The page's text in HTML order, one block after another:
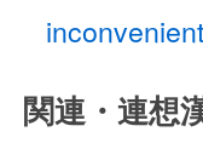
inconvenient
関連・連想